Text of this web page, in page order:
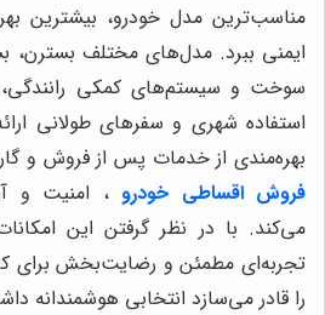
مناسب‌ترین مدل خودرو، بیشترین
ایمنی ببرد. مدل‌های مختلف بسترن،
سوخت و سیستم‌های کمکی رانندگی،
استفاده شهری و سفرهای طولانی
بهره‌مندی از خدمات پس از فروش و
فروش اقساطی خودرو ، امنیت و
می‌کند. با در نظر گرفتن این
تجربه‌ای مطمئن و رضایت‌بخش برای
را قادر می‌سازد انتخابی هوشمندانه